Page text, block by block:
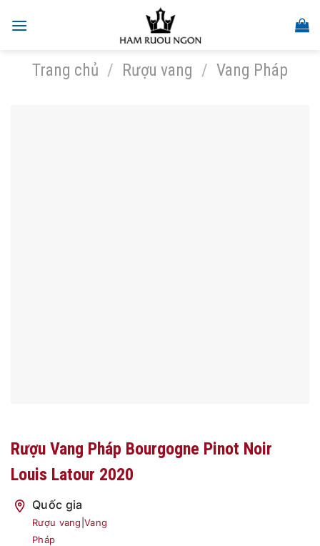
Trang chủ / Rượu vang / Vang Pháp
Rượu Vang Pháp Bourgogne Pinot Noir
Louis Latour 2020
Quốc gia
Rượu vang |Vang
Pháp